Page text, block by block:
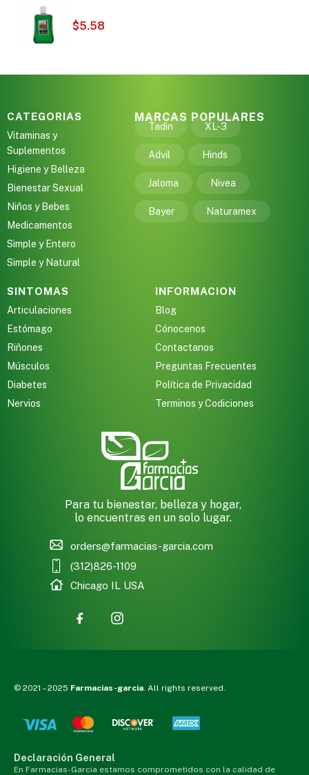
$5.58
CATEGORIAS
Vitaminas y
Suplementos
Higiene y Belleza
Bienestar Sexual
Niños y Bebes
Medicamentos
Simple y Entero
Simple y Natural
MARCAS POPULARES
Tadin XL-3
Advil Hinds
Jaloma Nivea
Bayer Naturamex
SINTOMAS
Articulaciones
Estómago
Riñones
Músculos
Diabetes
Nervios
INFORMACION
Blog
Cónocenos
Contactanos
Preguntas Frecuentes
Política de Privacidad
Terminos y Codiciones
Para tu bienestar, belleza y hogar,
lo encuentras en un solo lugar.
orders@farmacias-garcia.com
(312)826-1109
Chicago IL USA
© 2021 – 2025 Farmacias-garcia . All rights reserved.
Declaración General
En Farmacias-Garcia estamos comprometidos con la calidad de